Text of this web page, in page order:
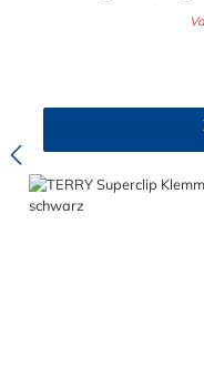
störungssichere
SMS mit 12 Bandbreite
Schlauchschelle ist
Stahl oder